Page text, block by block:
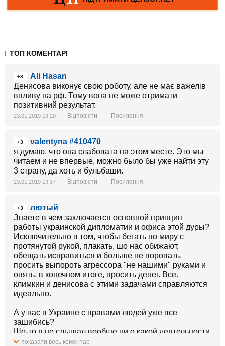
ТОП КОМЕНТАРІ
+8
Ali Hasan
Денисова виконує свою роботу, але не має важелів
впливу на рф. Тому вона не може отримати
позитивний результат.
23.01.2019 19:20 Відповісти Посилання
+3
valentyna #410470
я думаю, что она слабовата на этом месте. Это мы
читаем и не впервые, можно было бы уже найти эту
3 страну, да хоть и бульбаши.
23.01.2019 19:37 Відповісти Посилання
+3
лютый
Знаете в чем заключается основной принцип
работы украинской дипломатии и офиса этой дуры?
Исключительно в том, чтобы бегать по миру с
протянутой рукой, плакать, шо нас обижают,
обещать исправиться и больше не воровать,
просить выпороть агрессора "не нашими" руками и
опять, в конечном итоге, просить денег. Все.
климкин и денисова с этими задачами справляются
идеально.
А у нас в Украине с правами людей уже все
зашибись?
Шо-то я не слышал вообще ни о какой деятельности
денисовой внутри нашей страны.
показати весь коментар